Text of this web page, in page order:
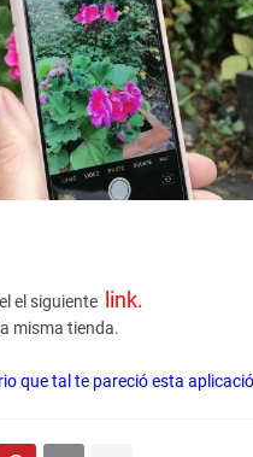
el siguiente link.
misma tienda.
que tal te pareció esta